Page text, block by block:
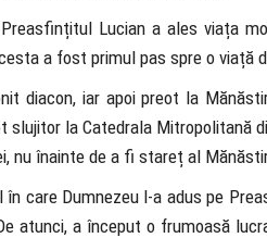
Lucian a ales viața
a fost primul pas spre o viață
diacon, iar apoi preot la
slujitor la Catedrala Mitropolitană
nu înainte de a fi stareț al
în care Dumnezeu l-a adus pe
atunci, a început o frumoasă